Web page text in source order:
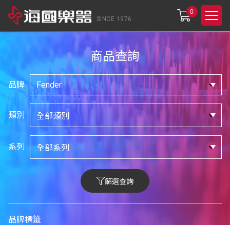
SINCE 1976
0
商品查詢
品牌
類別
系列
篩選查詢
品牌標籤